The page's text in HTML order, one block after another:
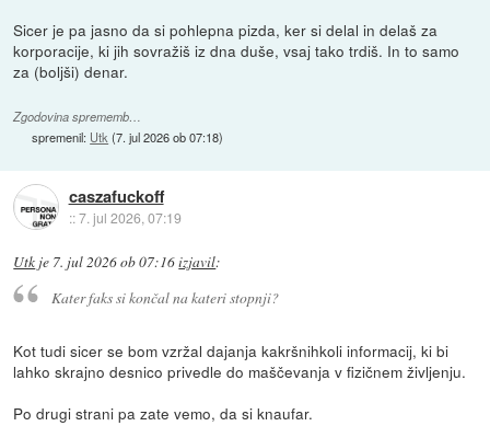
Sicer je pa jasno da si pohlepna pizda, ker si delal in delaš za
korporacije, ki jih sovražiš iz dna duše, vsaj tako trdiš. In to samo
za (boljši) denar.
Zgodovina sprememb…
spremenil: Utk (7. jul 2026 ob 07:18)
caszafuckoff
::7. jul 2026, 07:19
Utk je 7. jul 2026 ob 07:16izjavil:
Kater faks si končal na kateri stopnji?
Kot tudi sicer se bom vzržal dajanja kakršnihkoli informacij, ki bi
lahko skrajno desnico privedle do maščevanja v fizičnem življenju.
Po drugi strani pa zate vemo, da si knaufar.